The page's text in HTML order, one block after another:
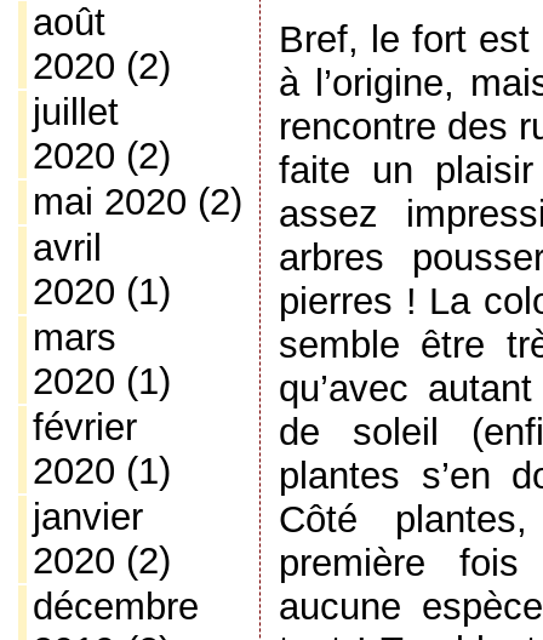
août
2020 (2)
juillet
2020 (2)
mai 2020 (2)
avril
2020 (1)
mars
2020 (1)
février
2020 (1)
janvier
2020 (2)
décembre
Bref, le fort est
à l’origine,
rencontre des
faite un
assez
arbres
pierres ! La
semble être
qu’avec
de soleil
plantes s’en
Côté
première fois
aucune